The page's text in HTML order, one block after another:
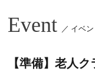
Event ／ イベ
【準備】老人